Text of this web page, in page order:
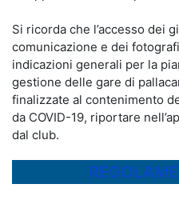
Si ricorda che l’accesso dei
comunicazione e dei
indicazioni generali per la
gestione delle gare di
finalizzate al contenimento
da COVID-19, riportare
dal club.